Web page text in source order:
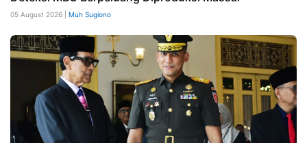
05 August 2026 | Muh Sugiono